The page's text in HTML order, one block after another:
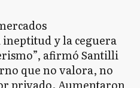
y la ceguera
afirmó Santilli
que no valora, no
privado. Aumentaron